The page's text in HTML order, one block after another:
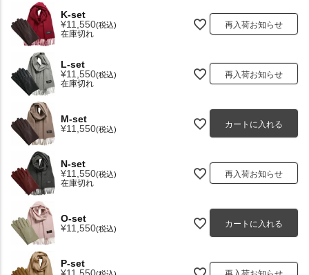
K-set
¥11,550 税込
在庫切れ
再入荷お知らせ
L-set
¥11,550 税込
在庫切れ
再入荷お知らせ
M-set
¥11,550 税込 カートに入れる
N-set
¥11,550 税込
在庫切れ
再入荷お知らせ
O-set
¥11,550 税込 カートに入れる
P-set
¥11,550 税込